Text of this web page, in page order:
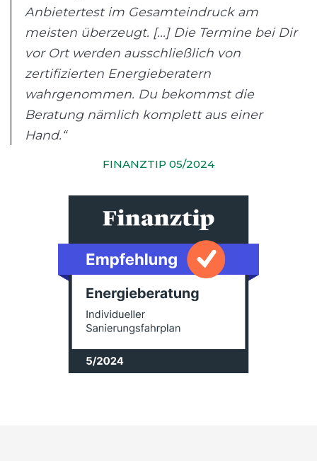
Anbietertest im Gesamteindruck am
meisten überzeugt. [...] Die Termine bei Dir
vor Ort werden ausschließlich von
zertifizierten Energieberatern
wahrgenommen. Du bekommst die
Beratung nämlich komplett aus einer
Hand.“
FINANZTIP 05/2024